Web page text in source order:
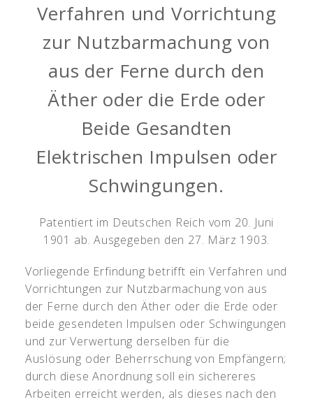
Verfahren und Vorrichtung
zur Nutzbarmachung von
aus der Ferne durch den
Äther oder die Erde oder
Beide Gesandten
Elektrischen Impulsen oder
Schwingungen.
Patentiert im Deutschen Reich vom 20. Juni
1901 ab. Ausgegeben den 27. März 1903.
Vorliegende Erfindung betrifft ein Verfahren und
Vorrichtungen zur Nutzbarmachung von aus
der Ferne durch den Äther oder die Erde oder
beide gesendeten Impulsen oder Schwingungen
und zur Verwertung derselben für die
Auslösung oder Beherrschung von Empfängern;
durch diese Anordnung soll ein sichereres
Arbeiten erreicht werden, als dieses nach den